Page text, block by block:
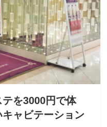
を3000円で体
ャビテーション